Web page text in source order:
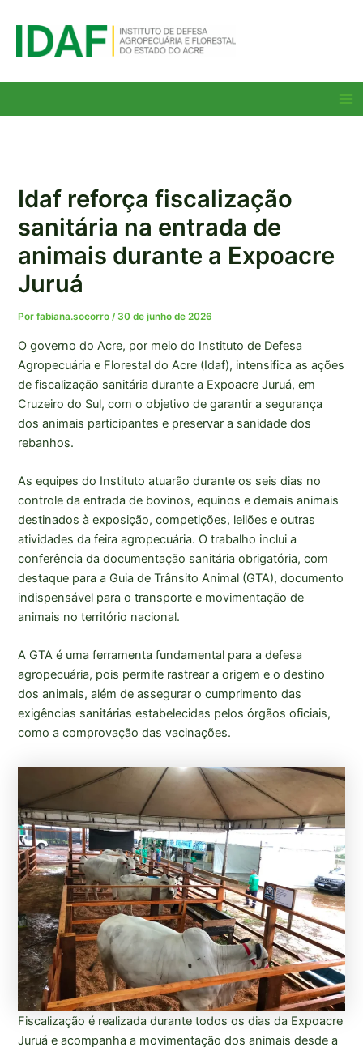
para
Idaf reforça fiscalização
sanitária na entrada de
animais durante a Expoacre
Juruá
Porfabiana.socorro/ 30 de junho de 2026
O governo do Acre, por meio do Instituto de Defesa
Agropecuária e Florestal do Acre (Idaf), intensifica as ações
de fiscalização sanitária durante a Expoacre Juruá, em
Cruzeiro do Sul, com o objetivo de garantir a segurança
dos animais participantes e preservar a sanidade dos
rebanhos.
As equipes do Instituto atuarão durante os seis dias no
controle da entrada de bovinos, equinos e demais animais
destinados à exposição, competições, leilões e outras
atividades da feira agropecuária. O trabalho inclui a
conferência da documentação sanitária obrigatória, com
destaque para a Guia de Trânsito Animal (GTA), documento
indispensável para o transporte e movimentação de
animais no território nacional.
A GTA é uma ferramenta fundamental para a defesa
agropecuária, pois permite rastrear a origem e o destino
dos animais, além de assegurar o cumprimento das
exigências sanitárias estabelecidas pelos órgãos oficiais,
como a comprovação das vacinações.
Fiscalização é realizada durante todos os dias da Expoacre
Juruá e acompanha a movimentação dos animais desde a